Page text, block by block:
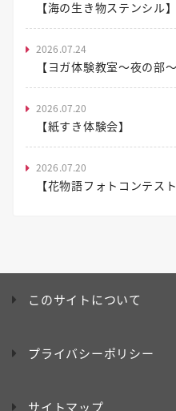
【海の生き物ステンシル】
2026.07.24
【ヨガ体験教室～夜の部
2026.07.20
【紙すき体験会】
2026.07.20
【花物語フォトコンテス
このサイトについて
プライバシーポリシー
サイトマップ